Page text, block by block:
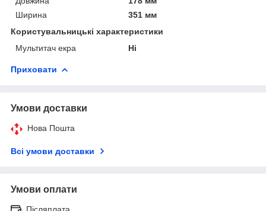
Ширина
351 мм
Користувальницькі характеристики
Мультитач екра
Ні
Приховати
Умови доставки
Нова Пошта
Всі умови доставки
Умови оплати
Післяплата